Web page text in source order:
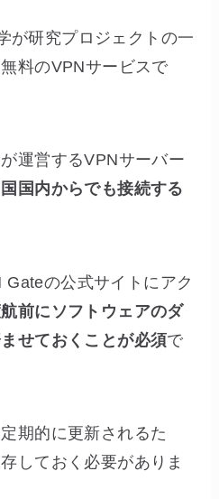
が研究プロジェクトの一
料のVPNサービスで
運営するVPNサーバー
国内からでも接続する
の公式サイトにアク
前にソフトウェアのダ
せておくことが必須で
期的に更新されるた
しておく必要がありま